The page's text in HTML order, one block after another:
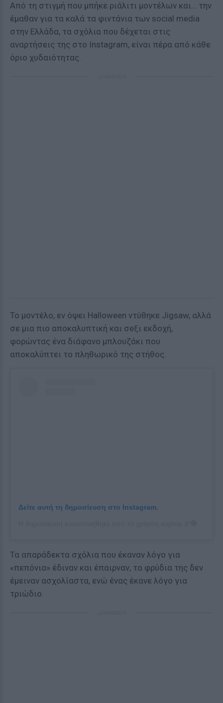
Από τη στιγμή που μπήκε ριάλιτι μοντέλων και… την
έμαθαν για τα καλά τα φιντάνια των social media
στην Ελλάδα, τα σχόλια που δέχεται στις
αναρτήσεις της στο Instagram, είναι πέρα από κάθε
όριο χυδαιότητας.
Το μοντέλο, εν όψει Halloween ντύθηκε Jigsaw, αλλά
σε μια πιο αποκαλυπτική και σeξι εκδοχή,
φορώντας ένα διάφανο μπλουζάκι που
αποκαλύπτει το πληθωρικό της στήθος.
Δείτε αυτή τη δημοσίευση στο Instagram.
Τα απαράδεκτα σχόλια που έκαναν λόγο για
«πεπόνια» έδιναν και έπαιρναν, τα φρύδια της δεν
έμειναν ασχολίαστα, ενώ ένας έκανε λόγο για
τριώδιο.